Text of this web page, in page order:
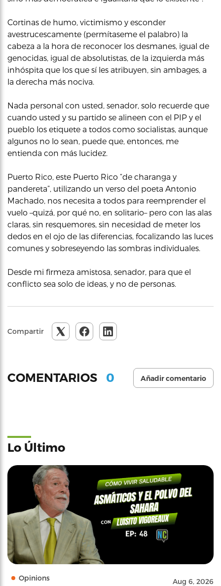
Cortinas de humo, victimismo y esconder
avestrucescamente (permítaseme el palabro) la
cabeza a la hora de reconocer los desmanes, igual de
genocidas, igual de absolutistas, de la izquierda más
inhóspita que los que sí les atribuyen, sin ambages, a
la derecha más nociva.
Nada personal con usted, senador, solo recuerde que
cuando usted y su partido se alineen con el PIP y el
pueblo los etiquete a todos como socialistas, aunque
algunos no lo sean, puede que, entonces, me
entienda con más lucidez.
Puerto Rico, este Puerto Rico “de charanga y
pandereta”, utilizando un verso del poeta Antonio
Machado, nos necesita a todos para reemprender el
vuelo –quizá, por qué no, en solitario– pero con las alas
claras, sin resquemores, sin necesidad de meter los
dedos en el ojo de las diferencias, focalizando las luces
comunes y sobreseyendo las sombras individuales.
Desde mi firmeza amistosa, senador, para que el
conflicto sea solo de ideas, y no de personas.
Compartir
COMENTARIOS 0 Añadir comentario
Lo Último
Opinions Aug 6, 2026